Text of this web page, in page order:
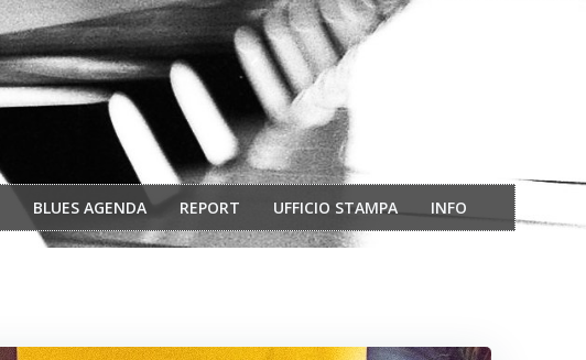
BLUES AGENDA REPORT UFFICIO STAMPA INFO